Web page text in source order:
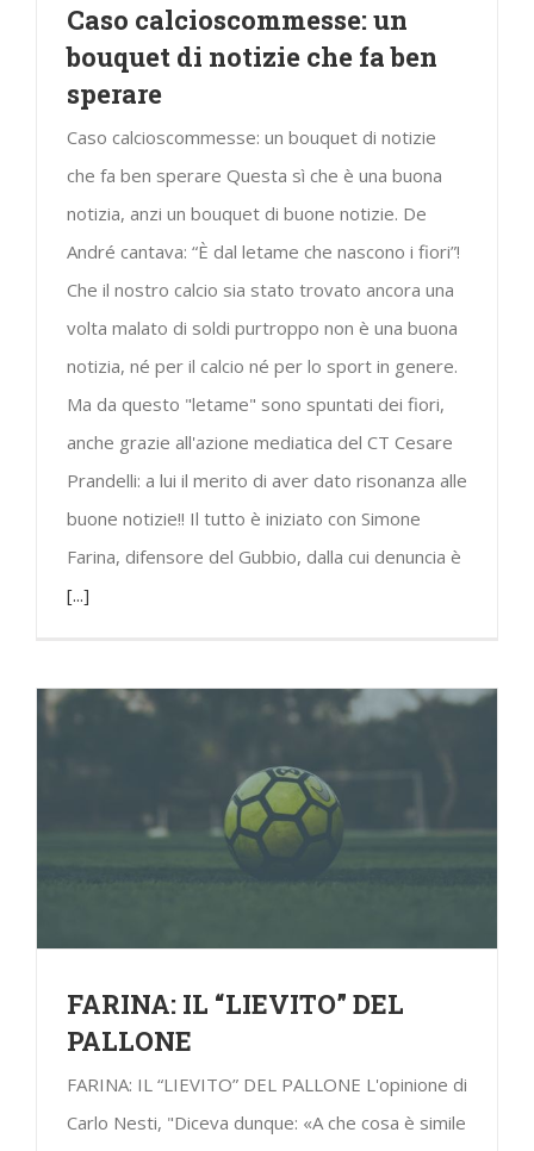
Caso calcioscommesse: un
bouquet di notizie che fa ben
sperare
Caso calcioscommesse: un bouquet di notizie
che fa ben sperare Questa sì che è una buona
notizia, anzi un bouquet di buone notizie. De
André cantava: “È dal letame che nascono i fiori”!
Che il nostro calcio sia stato trovato ancora una
volta malato di soldi purtroppo non è una buona
notizia, né per il calcio né per lo sport in genere.
Ma da questo "letame" sono spuntati dei fiori,
anche grazie all'azione mediatica del CT Cesare
Prandelli: a lui il merito di aver dato risonanza alle
buone notizie!! Il tutto è iniziato con Simone
Farina, difensore del Gubbio, dalla cui denuncia è
[...]
FARINA: IL “LIEVITO” DEL
PALLONE
FARINA: IL “LIEVITO” DEL PALLONE L'opinione di
Carlo Nesti, "Diceva dunque: «A che cosa è simile